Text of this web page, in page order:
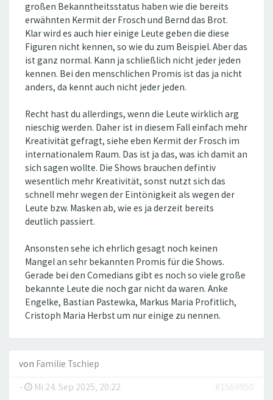
großen Bekanntheitsstatus haben wie die bereits
erwähnten Kermit der Frosch und Bernd das Brot.
Klar wird es auch hier einige Leute geben die diese
Figuren nicht kennen, so wie du zum Beispiel. Aber das
ist ganz normal. Kann ja schließlich nicht jeder jeden
kennen. Bei den menschlichen Promis ist das ja nicht
anders, da kennt auch nicht jeder jeden.
Recht hast du allerdings, wenn die Leute wirklich arg
nieschig werden. Daher ist in diesem Fall einfach mehr
Kreativität gefragt, siehe eben Kermit der Frosch im
internationalem Raum. Das ist ja das, was ich damit an
sich sagen wollte. Die Shows brauchen defintiv
wesentlich mehr Kreativität, sonst nutzt sich das
schnell mehr wegen der Eintönigkeit als wegen der
Leute bzw. Masken ab, wie es ja derzeit bereits
deutlich passiert.
Ansonsten sehe ich ehrlich gesagt noch keinen
Mangel an sehr bekannten Promis für die Shows.
Gerade bei den Comedians gibt es noch so viele große
bekannte Leute die noch gar nicht da waren. Anke
Engelke, Bastian Pastewka, Markus Maria Profitlich,
Cristoph Maria Herbst um nur einige zu nennen.
von Familie Tschiep
-
Mi 24. Sep 2025, 20:22 #1569950